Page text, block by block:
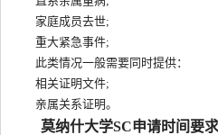
家庭成员去世;
重大紧急事件;
此类情况一般需要同时提供：
相关证明文件;
亲属关系证明。
莫纳什大学SC申请时间要求